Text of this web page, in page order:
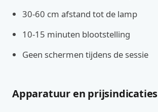
30-60 cm afstand tot de lamp
10-15 minuten blootstelling
Geen schermen tijdens de sessie
Apparatuur en prijsindicaties